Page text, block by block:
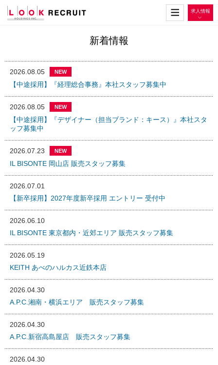
求人情報
新着情報
2026.08.05 NEW
【中途採用】『経理総合事務』本社スタッフ募集中
2026.08.05 NEW
【中途採用】『デザイナー（担当ブランド：キース）』本社スタ
ッフ募集中
2026.07.23 NEW
IL BISONTE 岡山店 販売スタッフ募集
2026.07.01
【新卒採用】2027年度新卒採用 エントリー 受付中
2026.06.10
IL BISONTE 東京都内・近郊エリア 販売スタッフ募集
2026.05.19
KEITH あべのハルカス近鉄本店
2026.04.30
A.P.C.湘南・横浜エリア 販売スタッフ募集
2026.04.30
A.P.C.新宿高島屋店 販売スタッフ募集
2026.04.30